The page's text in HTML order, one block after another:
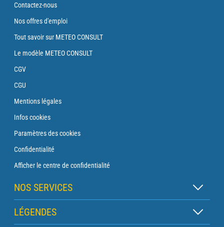
Contactez-nous
Nos offres d'emploi
Tout savoir sur METEO CONSULT
Le modèle METEO CONSULT
CGV
CGU
Mentions légales
Infos cookies
Paramètres des cookies
Confidentialité
Afficher le centre de confidentialité
NOS SERVICES
Abonnement Zen
LÉGENDES